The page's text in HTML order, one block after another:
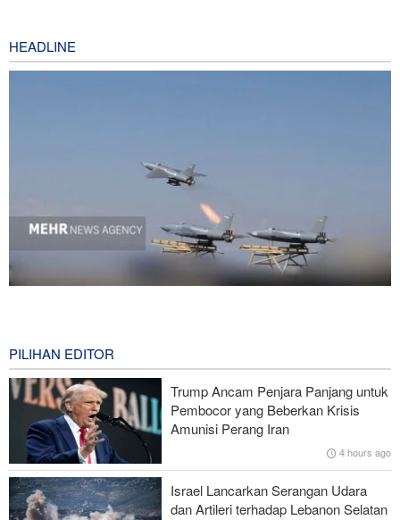
HEADLINE
Brigjen Akrami Nia: Artesh dalam Kondisi Siaga Penuh
Foreign Policy: Riyadh Terjepit di Antara Iran dan Ansarullah,
Kebijakan Ini Gagal
Brigjen Ebnolreza: Teknologi Iran Lebih Unggul daripada Sistem
Impor Mana Pun di Kawasan
PILIHAN EDITOR
Trump Ancam Penjara Panjang untuk
Pembocor yang Beberkan Krisis
Amunisi Perang Iran
4 hours ago
Israel Lancarkan Serangan Udara
dan Artileri terhadap Lebanon Selatan